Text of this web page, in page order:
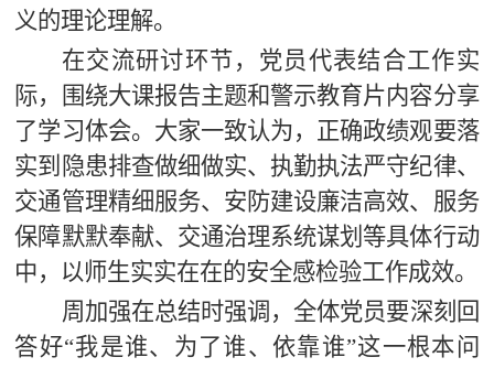
义的理论理解。
在交流研讨环节，党员代表结合工作实
际，围绕大课报告主题和警示教育片内容分享
了学习体会。大家一致认为，正确政绩观要落
实到隐患排查做细做实、执勤执法严守纪律、
交通管理精细服务、安防建设廉洁高效、服务
保障默默奉献、交通治理系统谋划等具体行动
中，以师生实实在在的安全感检验工作成效。
周加强在总结时强调，全体党员要深刻回
答好“我是谁、为了谁、依靠谁”这一根本问